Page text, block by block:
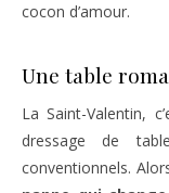
cocon d’amour.
Une table
La Saint-Valentin,
dressage de
conventionnels.